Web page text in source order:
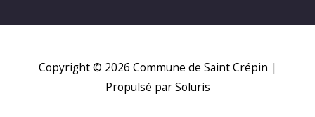
Copyright © 2026 Commune de Saint Crépin |
Propulsé par Soluris